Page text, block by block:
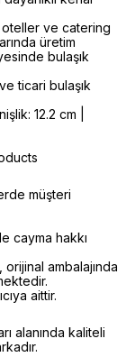
oteller ve catering
üretim
bulaşık
ticari bulaşık
12.2 cm |
müşteri
cayma hakkı
ambalajında
aittir.
alanında kaliteli